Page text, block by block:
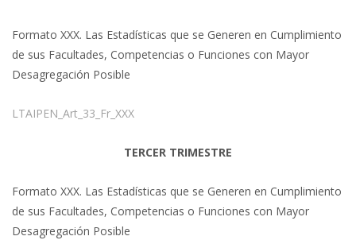
Formato XXX. Las Estadísticas que se Generen en Cumplimiento
de sus Facultades, Competencias o Funciones con Mayor
Desagregación Posible
LTAIPEN_Art_33_Fr_XXX
TERCER TRIMESTRE
Formato XXX. Las Estadísticas que se Generen en Cumplimiento
de sus Facultades, Competencias o Funciones con Mayor
Desagregación Posible